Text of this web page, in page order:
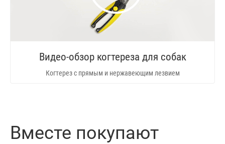
Видео-обзор когтереза для собак
Когтерез с прямым и нержавеющим лезвием
Вместе покупают